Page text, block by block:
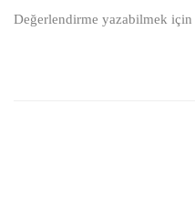
Değerlendirme yazabilmek için